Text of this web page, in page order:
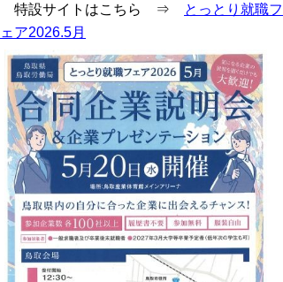
特設サイトはこちら ⇒
とっとり就職フ
ェア2026.5月